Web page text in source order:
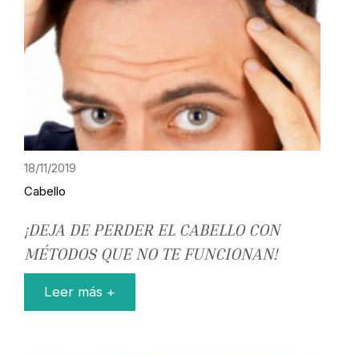
18/11/2019
Cabello
¡DEJA DE PERDER EL CABELLO CON
MÉTODOS QUE NO TE FUNCIONAN!
Leer más +